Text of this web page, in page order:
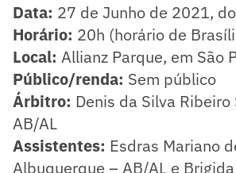
Data: 27 de Junho de 2021,
Horário: 20h (horário de
Local: Allianz Parque, em São
Público/renda: Sem público
Árbitro: Denis da Silva Ribeiro
AB/AL
Assistentes: Esdras Mariano
Albuquerque – AB/AL e